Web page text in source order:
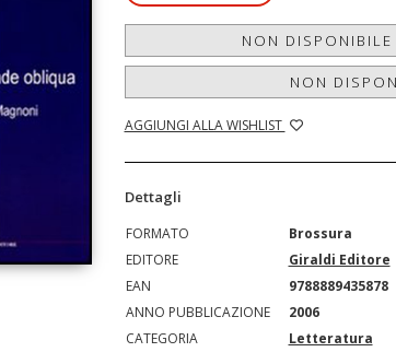
NON
NON
AGGIUNGI ALLA WISHLIST
Dettagli
FORMATO
Brossura
EDITORE
Giraldi Editore
EAN
9788889435878
ANNO PUBBLICAZIONE
2006
CATEGORIA
Letteratura